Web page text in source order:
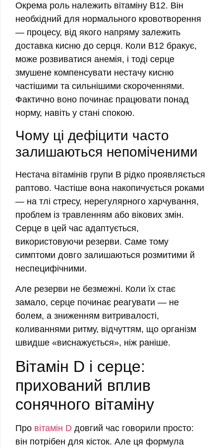
Окрема роль належить вітаміну B12. Він
необхідний для нормального кровотворення
— процесу, від якого напряму залежить
доставка кисню до серця. Коли B12 бракує,
може розвиватися анемія, і тоді серце
змушене компенсувати нестачу кисню
частішими та сильнішими скороченнями.
Фактично воно починає працювати понад
норму, навіть у стані спокою.
Чому ці дефіцити часто
залишаються непоміченими
Нестача вітамінів групи B рідко проявляється
раптово. Частіше вона накопичується роками
— на тлі стресу, нерегулярного харчування,
проблем із травленням або вікових змін.
Серце в цей час адаптується,
використовуючи резерви. Саме тому
симптоми довго залишаються розмитими й
неспецифічними.
Але резерви не безмежні. Коли їх стає
замало, серце починає реагувати — не
болем, а зниженням витривалості,
коливаннями ритму, відчуттям, що організм
швидше «виснажується», ніж раніше.
Вітамін D і серце:
прихований вплив
сонячного вітаміну
Про вітамін D довгий час говорили просто:
він потрібен для кісток. Але ця формула